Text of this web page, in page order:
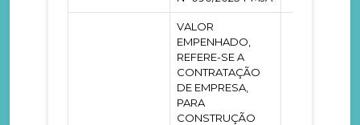
VALOR
EMPENHADO,
REFERE-SE A
CONTRATAÇÃO
DE EMPRESA,
PARA
CONSTRUÇÃO